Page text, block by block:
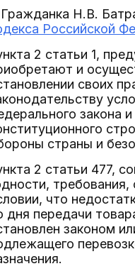
Гражданка Н.В.
Российской
2 статьи 1,
и
своих
закона
страны и
2 статьи 477,
что
дня передачи
законом